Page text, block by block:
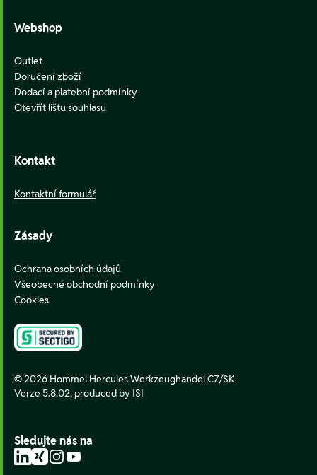
Webshop
Outlet
Doručení zboží
Dodací a platební podmínky
Otevřít lištu souhlasu
Kontakt
Kontaktní formulář
Zásady
Ochrana osobních údajů
Všeobecné obchodní podmínky
Cookies
© 2026 Hommel Hercules Werkzeughandel CZ/SK
Verze 5.8.02, produced by ISI
Sledujte nás na
LinkedIn
XingInstagram
YouTube